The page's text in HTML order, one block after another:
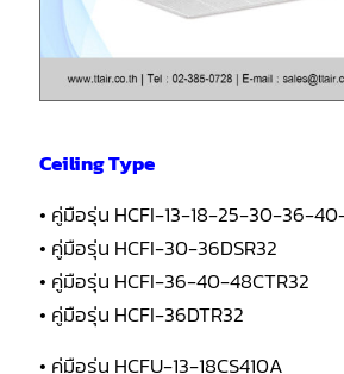
Ceiling Type
• คู่มือรุ่น HCFI-13-18-25-30-36-
• คู่มือรุ่น HCFI-30-36DSR32
• คู่มือรุ่น HCFI-36-40-48CTR32
• คู่มือรุ่น HCFI-36DTR32
• คู่มือรุ่น HCFU-13-18CS410A